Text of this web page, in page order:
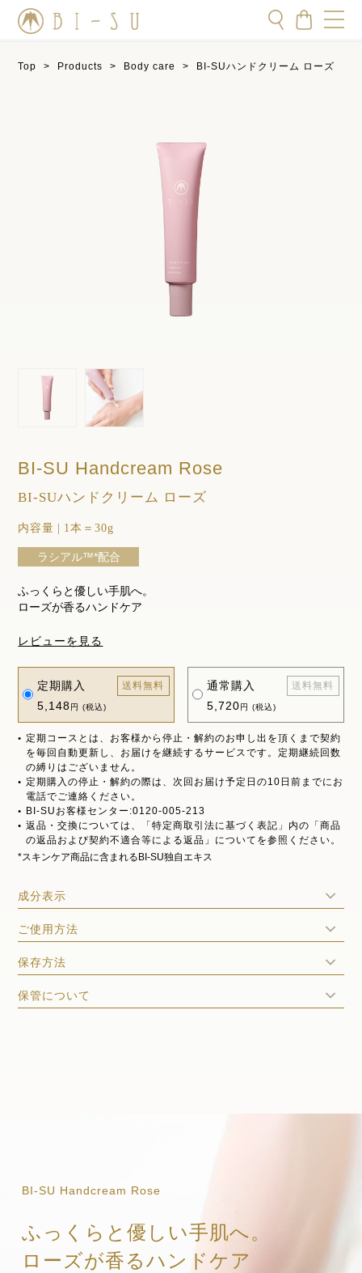
Top > Products > Body care > BI-SUハンドクリーム ローズ
BI-SU Handcream Rose
BI-SUハンドクリーム ローズ
内容量 | 1本＝30g
ラシアル™*配合
ふっくらと優しい手肌へ。
ローズが香るハンドケア
レビューを見る
定期購入 送料無料
5,148円 (税込)
通常購入 送料無料
5,720円 (税込)
定期コースとは、お客様から停止・解約のお申し出を頂くまで契約
を毎回自動更新し、お届けを継続するサービスです。定期継続回数
の縛りはございません。
定期購入の停止・解約の際は、次回お届け予定日の10日前までにお
電話でご連絡ください。
BI-SUお客様センター:0120-005-213
返品・交換については、「特定商取引法に基づく表記」内の「商品
の返品および契約不適合等による返品」についてを参照ください。
*スキンケア商品に含まれるBI-SU独自エキス
成分表示
ご使用方法
保存方法
保管について
BI-SU Handcream Rose
ふっくらと優しい手肌へ。
ローズが香るハンドケア